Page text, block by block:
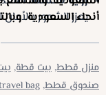
يعزز الشعور بالأمان
تصميم خفيف
لضمان الاستخدام
قابلية الحمل
عند عدم الاستخدام.
أنحاء السعودية.
منزل قطط, بيت قطة,
صندوق قطط, bag,